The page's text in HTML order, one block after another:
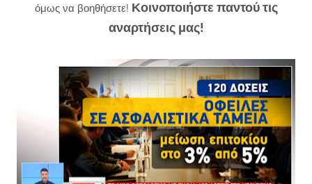
όμως να βοηθήσετε! Κοινοποιήστε παντού τις
αναρτήσεις μας!